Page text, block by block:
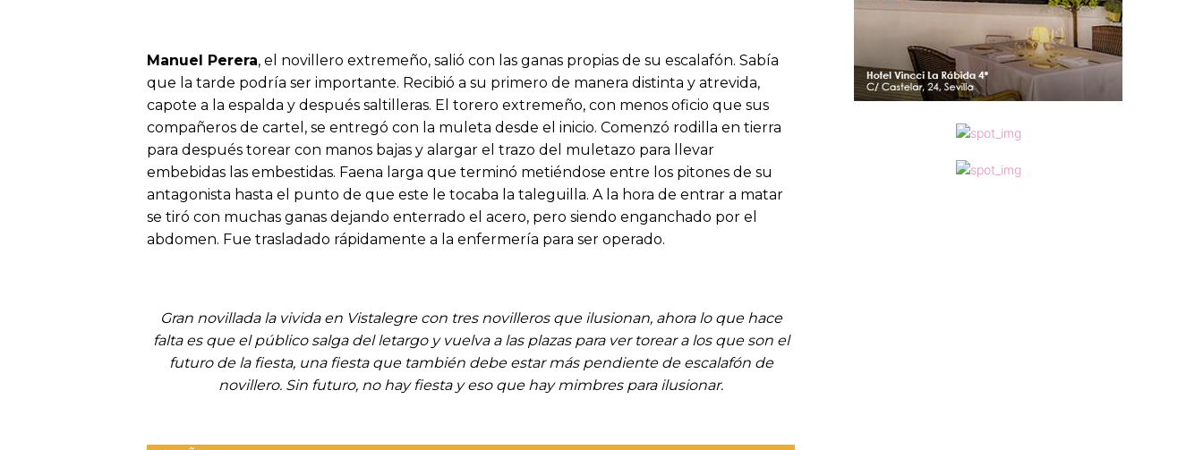
Manuel Perera, el novillero extremeño, salió con las ganas propias de su escalafón. Sabía
que la tarde podría ser importante. Recibió a su primero de manera distinta y atrevida,
capote a la espalda y después saltilleras. El torero extremeño, con menos oficio que sus
compañeros de cartel, se entregó con la muleta desde el inicio. Comenzó rodilla en tierra
para después torear con manos bajas y alargar el trazo del muletazo para llevar
embebidas las embestidas. Faena larga que terminó metiéndose entre los pitones de su
antagonista hasta el punto de que este le tocaba la taleguilla. A la hora de entrar a matar
se tiró con muchas ganas dejando enterrado el acero, pero siendo enganchado por el
abdomen. Fue trasladado rápidamente a la enfermería para ser operado.
Gran novillada la vivida en Vistalegre con tres novilleros que ilusionan, ahora lo que hace
falta es que el público salga del letargo y vuelva a las plazas para ver torear a los que son el
futuro de la fiesta, una fiesta que también debe estar más pendiente de escalafón de
novillero. Sin futuro, no hay fiesta y eso que hay mimbres para ilusionar.